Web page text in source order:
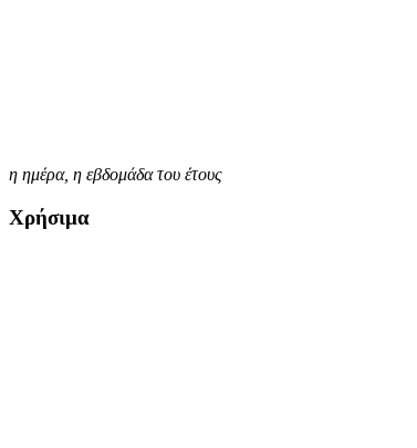
η ημέρα, η εβδομάδα του έτους
Χρήσιμα